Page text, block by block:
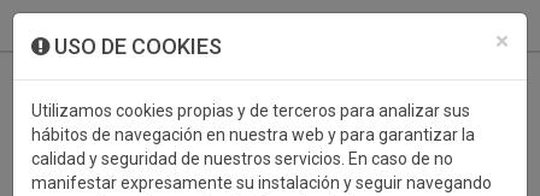
×
USO DE COOKIES
Utilizamos cookies propias y de terceros para analizar sus
hábitos de navegación en nuestra web y para garantizar la
calidad y seguridad de nuestros servicios. En caso de no
manifestar expresamente su instalación y seguir navegando